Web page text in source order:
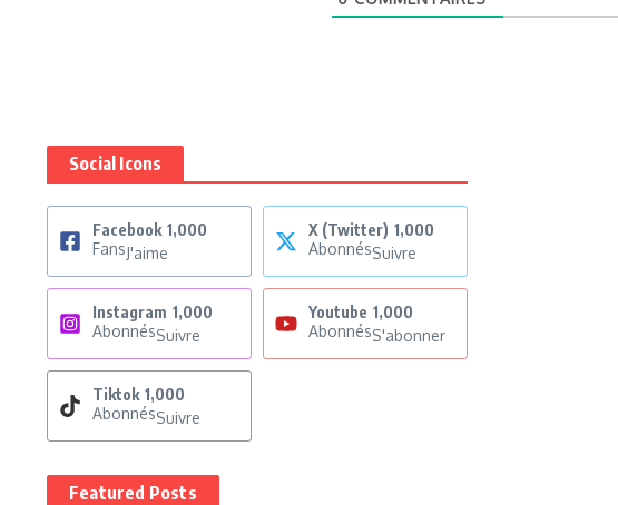
Social Icons
Facebook 1,000
FansJ'aime
X (Twitter) 1,000
AbonnésSuivre
Instagram 1,000
AbonnésSuivre
Youtube 1,000
AbonnésS'abonner
Tiktok 1,000
AbonnésSuivre
Featured Posts